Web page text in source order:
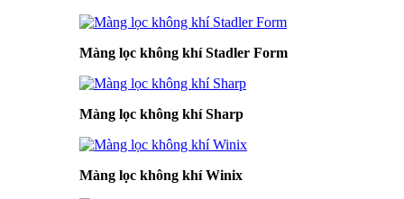
Màng lọc không khí Stadler Form
Màng lọc không khí Sharp
Màng lọc không khí Winix